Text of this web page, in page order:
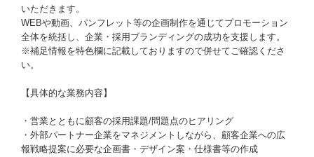
いただきます。
WEBや動画、パンフレット等の企画制作を通じてプロモーション
全体を統括し、企業・採用ブランディングの成功を支援します。
※補足情報を特色欄に記載しておりますので併せてご確認くださ
い。
【具体的な業務内容】
・営業とともに顧客の採用課題/問題点のヒアリング
・外部パートナー企業をマネジメントしながら、顧客企業への広
報戦略提案に必要な企画書・デザイン案・仕様書等の作成